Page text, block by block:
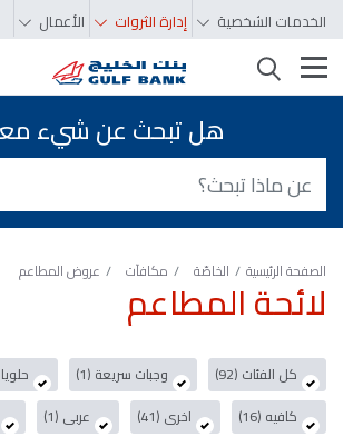
الخدمات الشخصية إدارة الثروات الأعمال
تغيير التصفّح
هل تبحث عن شيء
الصفحة الرئيسية الخاصّة مكافآت عروض المطاعم
لائحة المطاعم
كل الفئات (92) وجبات سريعة (1)
كافيه (16)
اخرى (41) عربى (1)